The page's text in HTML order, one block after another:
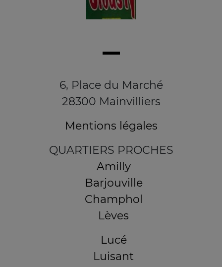
6, Place du Marché
28300 Mainvilliers
Mentions légales
QUARTIERS PROCHES
Amilly
Barjouville
Champhol
Lèves
Lucé
Luisant